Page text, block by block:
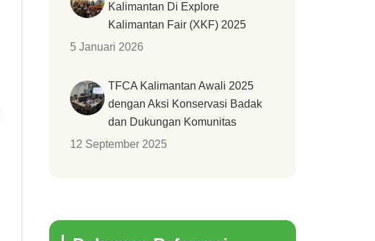
Kalimantan Di Explore
Kalimantan Fair (XKF) 2025
5 Januari 2026
TFCA Kalimantan Awali 2025
dengan Aksi Konservasi Badak
dan Dukungan Komunitas
12 September 2025